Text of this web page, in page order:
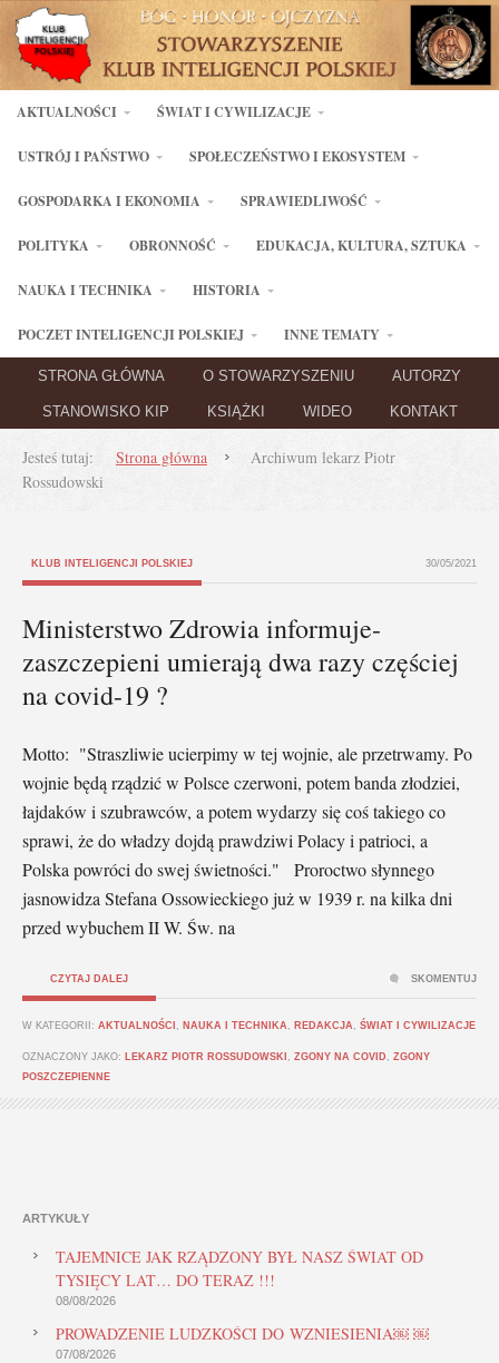
AKTUALNOŚCI ŚWIAT I CYWILIZACJE
USTRÓJ I PAŃSTWO SPOŁECZEŃSTWO I EKOSYSTEM
GOSPODARKA I EKONOMIA SPRAWIEDLIWOŚĆ
POLITYKA OBRONNOŚĆ EDUKACJA, KULTURA, SZTUKA
NAUKA I TECHNIKA HISTORIA
POCZET INTELIGENCJI POLSKIEJ INNE TEMATY
STRONA GŁÓWNA O STOWARZYSZENIU AUTORZY
STANOWISKO KIP KSIĄŻKI WIDEO KONTAKT
Jesteś tutaj: Strona główna
Archiwum lekarz Piotr
Rossudowski
KLUB INTELIGENCJI POLSKIEJ 30/05/2021
Ministerstwo Zdrowia informuje-
zaszczepieni umierają dwa razy częściej
na covid-19 ?
Motto: "Straszliwie ucierpimy w tej wojnie, ale przetrwamy. Po
wojnie będą rządzić w Polsce czerwoni, potem banda złodziei,
łajdaków i szubrawców, a potem wydarzy się coś takiego co
sprawi, że do władzy dojdą prawdziwi Polacy i patrioci, a
Polska powróci do swej świetności." Proroctwo słynnego
jasnowidza Stefana Ossowieckiego już w 1939 r. na kilka dni
przed wybuchem II W. Św. na
CZYTAJ DALEJ
W KATEGORII: AKTUALNOŚCI NAUKA I TECHNIKA REDAKCJA ŚWIAT I CYWILIZACJE
OZNACZONY JAKO: LEKARZ PIOTR ROSSUDOWSKI ZGONY NA COVID
ZGONY
POSZCZEPIENNE
SKOMENTUJ
ARTYKUŁY
TAJEMNICE JAK RZĄDZONY BYŁ NASZ ŚWIAT OD
TYSIĘCY LAT… DO TERAZ !!!
08/08/2026
PROWADZENIE LUDZKOŚCI DO WZNIESIENIA￼ ￼
07/08/2026